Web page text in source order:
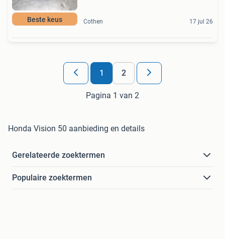
Beste keus Cothen 17 jul 26
1 2
Pagina 1 van 2
Honda Vision 50 aanbieding en details
Gerelateerde zoektermen
Populaire zoektermen